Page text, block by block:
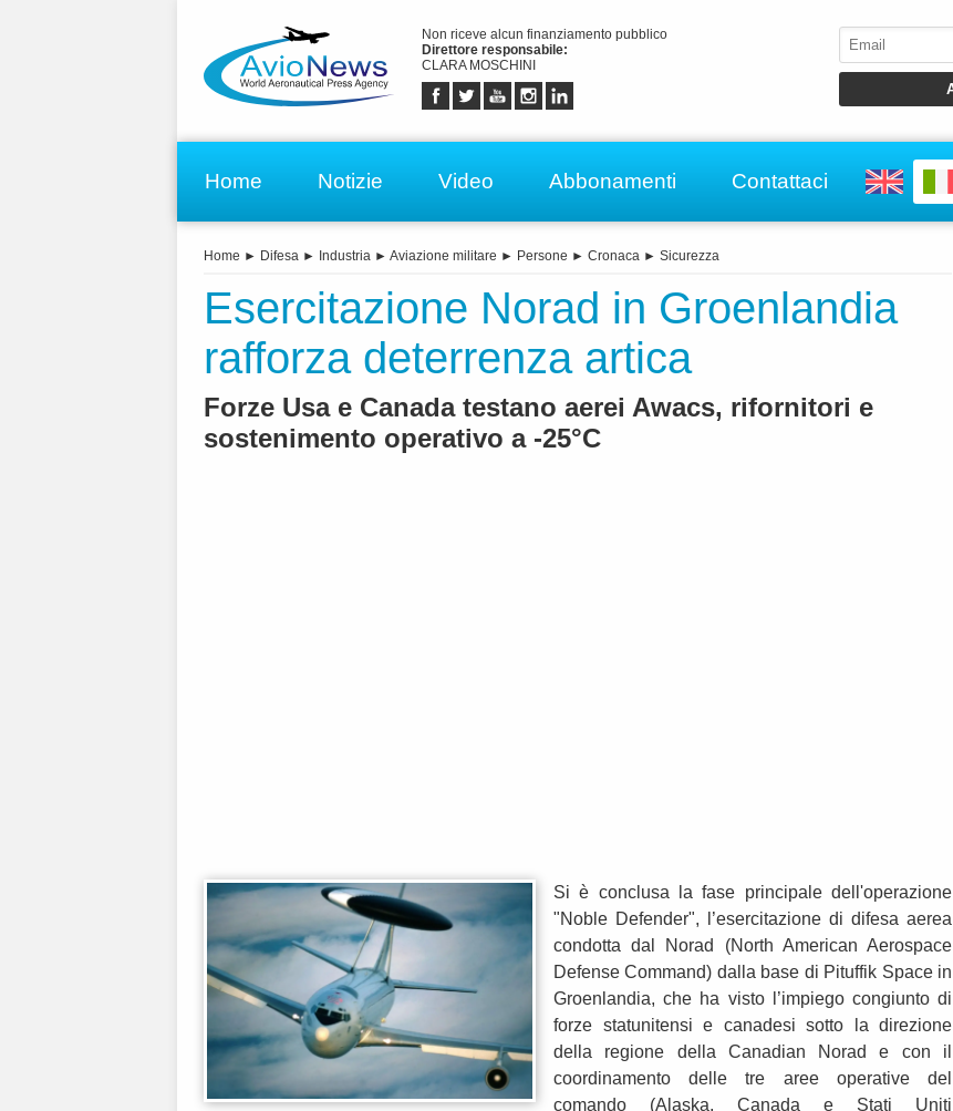
Non riceve alcun finanziamento pubblico
Direttore responsabile:
CLARA MOSCHINI
Home Notizie Video Abbonamenti Contattaci
Home ► Difesa ► Industria ► Aviazione militare ► Persone ► Cronaca ► Sicurezza
Esercitazione Norad in Groenlandia
rafforza deterrenza artica
Forze Usa e Canada testano aerei Awacs, rifornitori e
sostenimento operativo a -25°C
Si è conclusa la fase principale dell'operazione
"Noble Defender", l’esercitazione di difesa aerea
condotta dal Norad (North American Aerospace
Defense Command) dalla base di Pituffik Space in
Groenlandia, che ha visto l’impiego congiunto di
forze statunitensi e canadesi sotto la direzione
della regione della Canadian Norad e con il
coordinamento delle tre aree operative del
comando (Alaska, Canada e Stati Uniti